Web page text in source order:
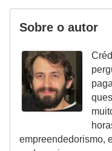
Sobre o autor
empreendedorismo,
s
a